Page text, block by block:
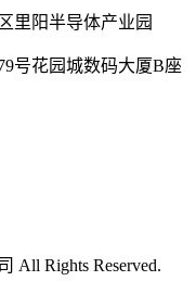
里阳半导体产业园
号花园城数码大厦B座
All Rights Reserved.